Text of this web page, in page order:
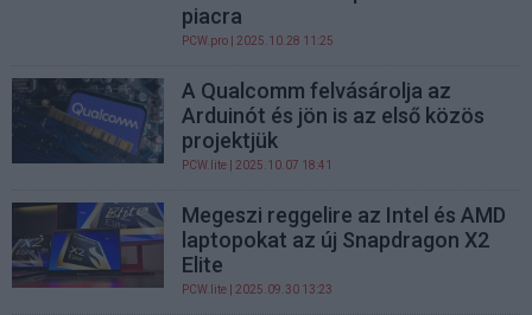
piacra
PCW.pro | 2025.10.28 11:25
A Qualcomm felvásárolja az
Arduinót és jön is az első közös
projektjük
PCW.lite | 2025.10.07 18:41
Megeszi reggelire az Intel és AMD
laptopokat az új Snapdragon X2
Elite
PCW.lite | 2025.09.30 13:23